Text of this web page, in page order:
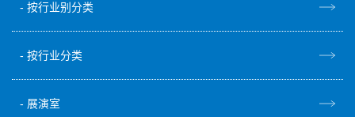
按行业别分类
按行业分类
展演室